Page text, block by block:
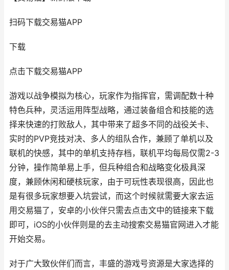
扫码下载交易猫APP
下载
点击下载交易猫APP
游戏以战争模拟为核心，玩家作为指挥官，需调配数十种
特色兵种，灵活运用阵型战略，通过装备组合和技能的选
择来快速的打败敌人，其中带来了超多不同的战役关卡、
实时的PVP竞技对决、多人的组队合作，兼顾了单机以及
联机的快感，其中的单机支持存档，联机平均每局仅需2-3
分钟，操作简单易上手，但兵种组合和战略变化极具深
度，兼顾休闲和硬核玩家，由于可玩性表现很高，因此也
是有很多玩家想要入坑尝试，而这个时候就需要大家去运
用交易猫了，安卓的小伙伴只需去点击文中的链接来下载
即可，iOS的小伙伴则是的去主动搜索交易猫官网进入才能
开始交易。
对于广大致伙伴们而言，丰盛的游戏号资源是大家选择的